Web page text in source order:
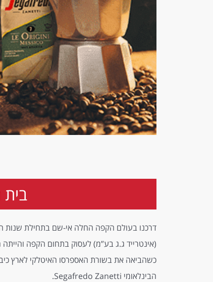
(אינטרייד ג.ג בע”מ) לעסוק בתחום הקפה
כשהביאה את בשורת האספרסו האיטלקי לארץ
הבינלאומי Segafredo Zanetti.